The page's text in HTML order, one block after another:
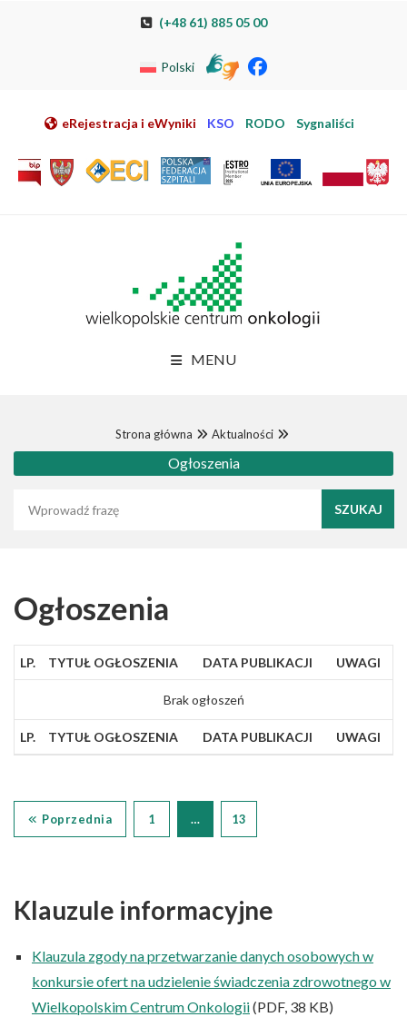
Przeskocz do nawigacji
Przejdź do mapy strony
Przejdź do elektronicznej rejestracji pacjenta
(+48 61) 885 05 00
Polski
eRejestracja i eWyniki KSO RODO Sygnaliści
MENU
Strona główna Aktualności
Ogłoszenia
Ogłoszenia
LP. TYTUŁ OGŁOSZENIA DATA PUBLIKACJI UWAGI
LP. TYTUŁ OGŁOSZENIA DATA PUBLIKACJI UWAGI
Brak ogłoszeń
Poprzednia 1 … 13
Klauzule informacyjne
Klauzula zgody na przetwarzanie danych osobowych w
konkursie ofert na udzielenie świadczenia zdrowotnego w
Wielkopolskim Centrum Onkologii(PDF, 38 KB)